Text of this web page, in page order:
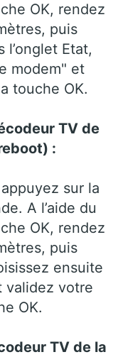
OK, rendez
puis
l’onglet Etat,
modem" et
touche OK.
TV de
:
sur la
A l’aide du
OK, rendez
puis
ensuite
validez votre
OK.
TV de la